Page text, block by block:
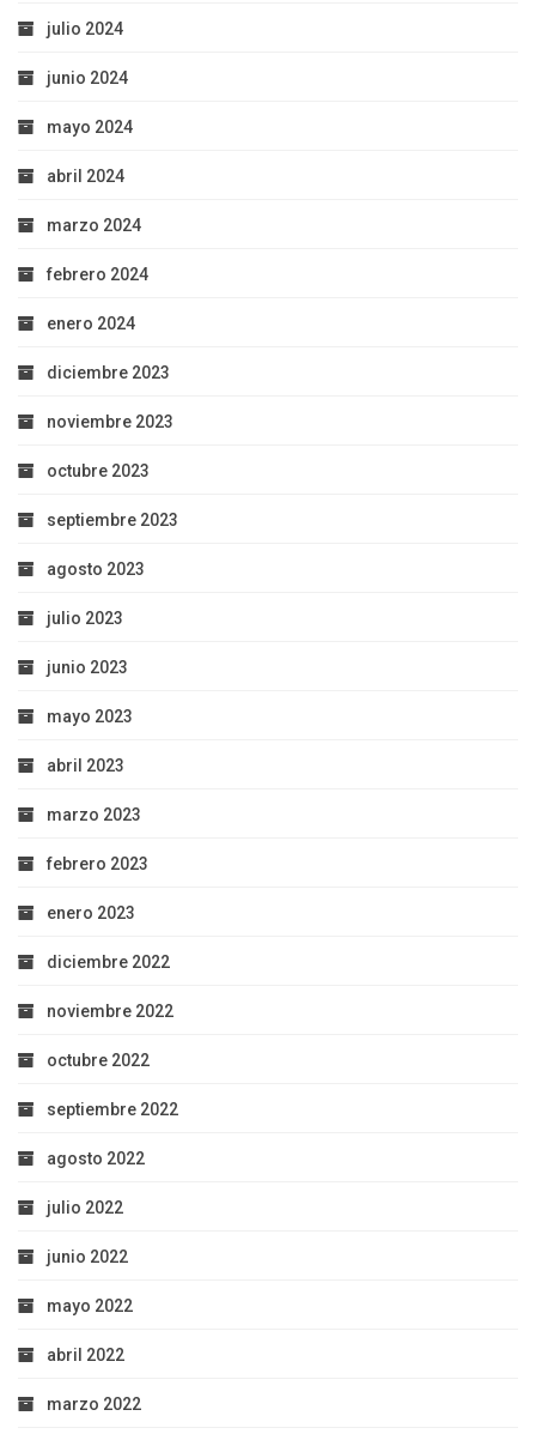
julio 2024
junio 2024
mayo 2024
abril 2024
marzo 2024
febrero 2024
enero 2024
diciembre 2023
noviembre 2023
octubre 2023
septiembre 2023
agosto 2023
julio 2023
junio 2023
mayo 2023
abril 2023
marzo 2023
febrero 2023
enero 2023
diciembre 2022
noviembre 2022
octubre 2022
septiembre 2022
agosto 2022
julio 2022
junio 2022
mayo 2022
abril 2022
marzo 2022